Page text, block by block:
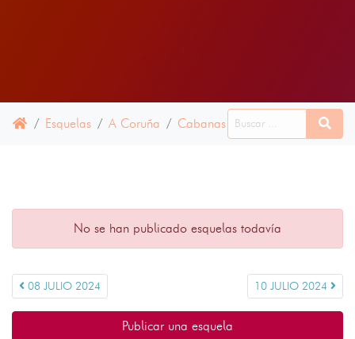
Esquelas A Coruña Cabanas 09 JULIO 2024
No se han publicado esquelas todavía
08 JULIO 2024 10 JULIO 2024
Publicar una esquela